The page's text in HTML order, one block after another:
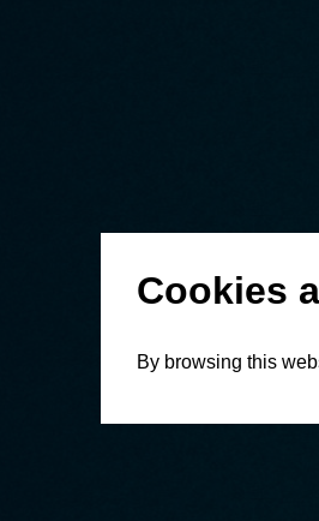
Cookies
By browsing this